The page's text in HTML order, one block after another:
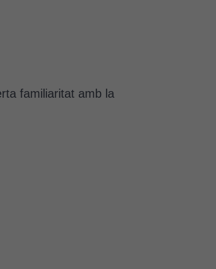
familiaritat amb la